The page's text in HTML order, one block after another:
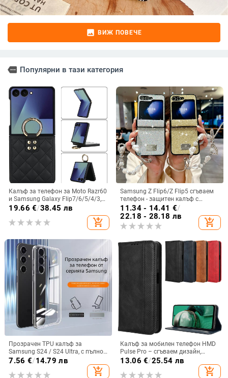
image ВИЖ ПОВЕЧЕ
more Популярни в тази категория
Калъф за телефон за Moto Razr60
и Samsung Galaxy Flip7/6/5/4/3,
сгъваем с пръстен, защита от
изпускане, минималистичен PU
кожен калъф, ръчна изработка
19.66 €/38.45 лв
add_shopping_cart
Samsung Z Flip6/Z Flip5 сгъваем
телефон - защитен калъф с
блестяща гривна
11.34 - 14.41 €/
22.18 - 28.18 лв
add_shopping_cart
Прозрачен TPU калъф за
Samsung S24 / S24 Ultra, с пълно
покритие и защита на камерата
7.56 €/14.79 лв
add_shopping_cart
Калъф за мобилен телефон HMD
Pulse Pro – сгъваем дизайн,
магнитно задържане, джоб за
карти, TPU кожа, удароустойчив
13.06 €/25.54 лв
add_shopping_cart